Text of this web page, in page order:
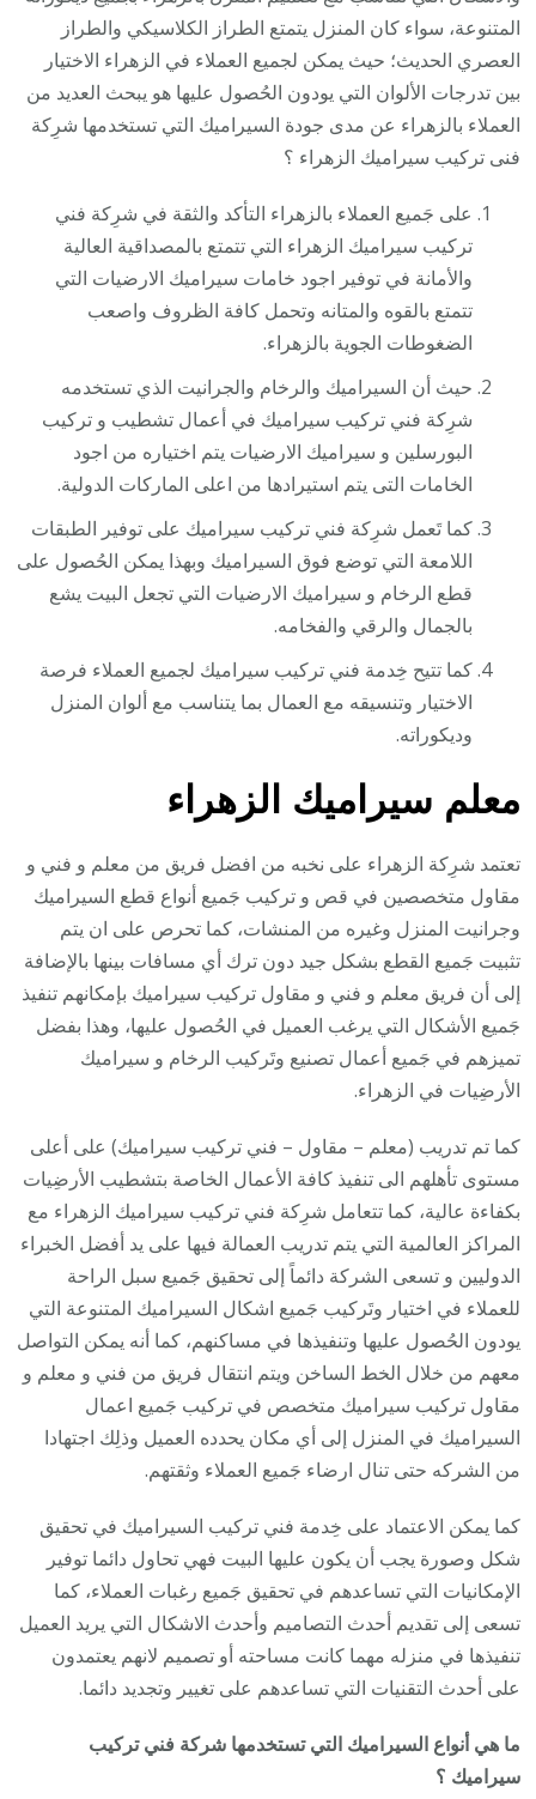
المتنوعة، سواء كان المنزل يتمتع الطراز الكلاسيكي والطراز
العصري الحديث؛ حيث يمكن لجميع العملاء في الزهراء الاختيار
بين تدرجات الألوان التي يودون الحُصول عليها هو يبحث العديد من
العملاء بالزهراء عن مدى جودة السيراميك التي تستخدمها شرِكة
فنى تركيب سيراميك الزهراء ؟
على جَميع العملاء بالزهراء التأكد والثقة في شرِكة فني
تركيب سيراميك الزهراء التي تتمتع بالمصداقية العالية
والأمانة في توفير اجود خامات سيراميك الارضيات التي
تتمتع بالقوه والمتانه وتحمل كافة الظروف واصعب
الضغوطات الجوية بالزهراء.
حيث أن السيراميك والرخام والجرانيت الذي تستخدمه
شرِكة فني تركيب سيراميك في أعمال تشطيب و تركيب
البورسلين و سيراميك الارضيات يتم اختياره من اجود
الخامات التى يتم استيرادها من اعلى الماركات الدولية.
كما تَعمل شرِكة فني تركيب سيراميك على توفير الطبقات
اللامعة التي توضع فوق السيراميك وبهذا يمكن الحُصول على
قطع الرخام و سيراميك الارضيات التي تجعل البيت يشع
بالجمال والرقي والفخامه.
كما تتيح خِدمة فني تركيب سيراميك لجميع العملاء فرصة
الاختيار وتنسيقه مع العمال بما يتناسب مع ألوان المنزل
وديكوراته.
معلم سيراميك الزهراء
تعتمد شرِكة الزهراء على نخبه من افضل فريق من معلم و فني و
مقاول متخصصين في قص و تركيب جَميع أنواع قطع السيراميك
وجرانيت المنزل وغيره من المنشات، كما تحرص على ان يتم
تثبيت جَميع القطع بشكل جيد دون ترك أي مسافات بينها بالإضافة
إلى أن فريق معلم و فني و مقاول تركيب سيراميك بإمكانهم تنفيذ
جَميع الأشكال التي يرغب العميل في الحُصول عليها، وهذا بفضل
تميزهم في جَميع أعمال تصنيع وتَركيب الرخام و سيراميك
الأرضِيات في الزهراء.
كما تم تدريب (معلم – مقاول – فني تركيب سيراميك) على أعلى
مستوى تأهلهم الى تنفيذ كافة الأعمال الخاصة بتشطيب الأرضِيات
بكفاءة عالية، كما تتعامل شرِكة فني تركيب سيراميك الزهراء مع
المراكز العالمية التي يتم تدريب العمالة فيها على يد أفضل الخبراء
الدوليين و تسعى الشركة دائماً إلى تحقيق جَميع سبل الراحة
للعملاء في اختيار وتَركيب جَميع اشكال السيراميك المتنوعة التي
يودون الحُصول عليها وتنفيذها في مساكنهم، كما أنه يمكن التواصل
معهم من خلال الخط الساخن ويتم انتقال فريق من فني و معلم و
مقاول تركيب سيراميك متخصص في تركيب جَميع اعمال
السيراميك في المنزل إلى أي مكان يحدده العميل وذلِك اجتهادا
من الشركه حتى تنال ارضاء جَميع العملاء وثقتهم.
كما يمكن الاعتماد على خِدمة فني تركيب السيراميك في تحقيق
شكل وصورة يجب أن يكون عليها البيت فهي تحاول دائما توفير
الإمكانيات التي تساعدهم في تحقيق جَميع رغبات العملاء، كما
تسعى إلى تقديم أحدث التصاميم وأحدث الاشكال التي يريد العميل
تنفيذها في منزله مهما كانت مساحته أو تصميم لانهم يعتمدون
على أحدث التقنيات التي تساعدهم على تغيير وتجديد دائما.
ما هي أنواع السيراميك التي تستخدمها شركة فني تركيب
سيراميك ؟